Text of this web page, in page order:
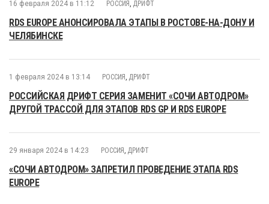
16 февраля 2024 в 11:12 РОССИЯ , ДРИФТ
RDS EUROPE АНОНСИРОВАЛА ЭТАПЫ В РОСТОВЕ-НА-ДОНУ И
ЧЕЛЯБИНСКЕ
1 февраля 2024 в 13:14 РОССИЯ , ДРИФТ
РОССИЙСКАЯ ДРИФТ СЕРИЯ ЗАМЕНИТ «СОЧИ АВТОДРОМ»
ДРУГОЙ ТРАССОЙ ДЛЯ ЭТАПОВ RDS GP И RDS EUROPE
29 января 2024 в 14:23 РОССИЯ , ДРИФТ
«СОЧИ АВТОДРОМ» ЗАПРЕТИЛ ПРОВЕДЕНИЕ ЭТАПА RDS
EUROPE